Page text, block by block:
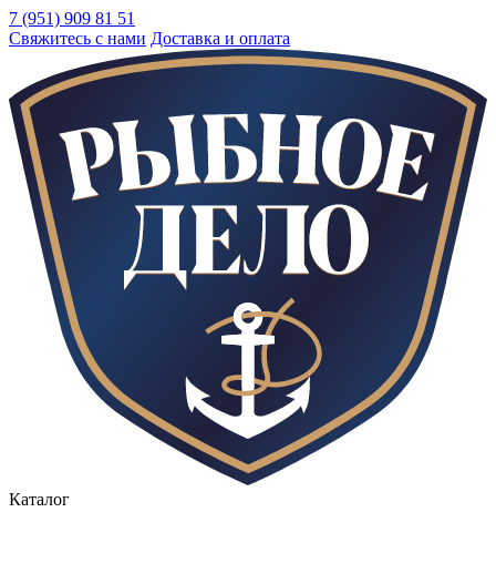
7 (951) 909 81 51
Свяжитесь с нами Доставка и оплата
Каталог